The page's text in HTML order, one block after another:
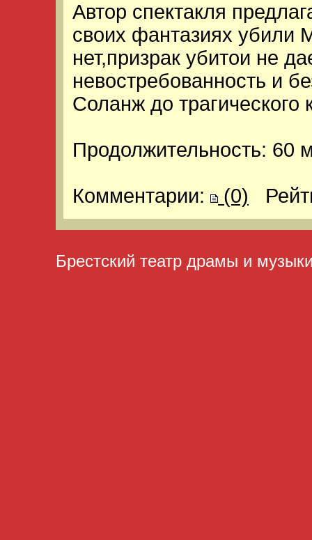
Автор спектакля
своих фантазиях убили
нет,призрак убитои не
невостребованность и
Соланж до трагического
Продолжительность: 60
Комментарии: (0)
Брестский театр драмы и